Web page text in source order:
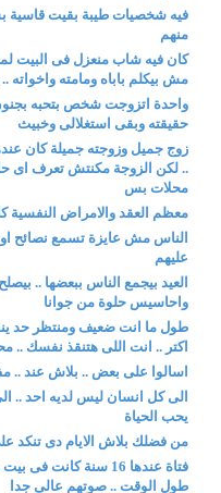
فيه شخصيات طيبة بقيت قاسية
منهم
كان فيه شاب منعزل فى البيت
مش بيكلم باباه ومامته
واحدة اتزوجت شخص بتحبه
حقيقته وبقى استغلالى وخبيث
.. لكن الزوجة مكنتش تعرف اى
محلات بس
معظم العقد والامراض النفسية
الناس مش عايزة تسمع نصائح
عليهم
العيد بيجمع الناس ببعضها ..
واحاسيس حلوة من جوانا
طول ما انت ضعيف ومنتظر حد
اكتر .. انت اللى هتنقذ نفسك ..
اسالوا على بعض .. بلاش عند ..
الى كل انسان ليس لديه احد ..
يحب الحياة
من فضلك بلاش الايام دى تنكد
فتاة عندها 16 سنة
طول الوقت .. صوتهم عالى جدا